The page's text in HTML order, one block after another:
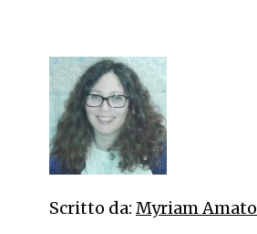
Scritto da: Myriam Amato